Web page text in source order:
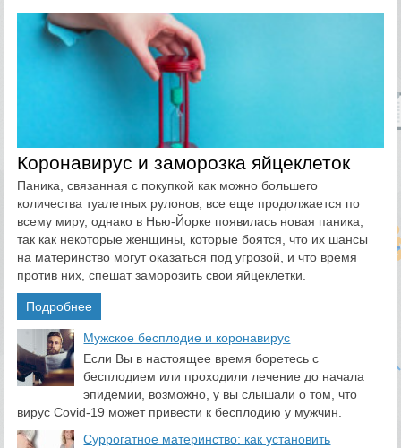
Коронавирус и заморозка яйцеклеток
Паника, связанная с покупкой как можно большего
количества туалетных рулонов, все еще продолжается по
всему миру, однако в Нью-Йорке появилась новая паника,
так как некоторые женщины, которые боятся, что их шансы
на материнство могут оказаться под угрозой, и что время
против них, спешат заморозить свои яйцеклетки.
Подробнее
​Мужское бесплодие и коронавирус
Если Вы в настоящее время боретесь с
бесплодием или проходили лечение до начала
эпидемии, возможно, у вы слышали о том, что
вирус Covid-19 может привести к бесплодию у мужчин.
Суррогатное материнство: как установить